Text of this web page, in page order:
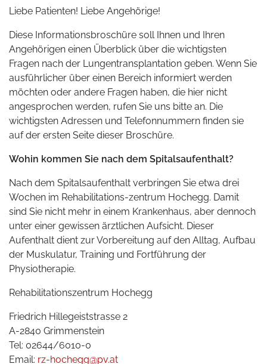
Liebe Patienten! Liebe Angehörige!
Diese Informationsbroschüre soll Ihnen und Ihren
Angehörigen einen Überblick über die wichtigsten
Fragen nach der Lungentransplantation geben. Wenn Sie
ausführlicher über einen Bereich informiert werden
möchten oder andere Fragen haben, die hier nicht
angesprochen werden, rufen Sie uns bitte an. Die
wichtigsten Adressen und Telefonnummern finden sie
auf der ersten Seite dieser Broschüre.
Wohin kommen Sie nach dem Spitalsaufenthalt?
Nach dem Spitalsaufenthalt verbringen Sie etwa drei
Wochen im Rehabilitations-zentrum Hochegg. Damit
sind Sie nicht mehr in einem Krankenhaus, aber dennoch
unter einer gewissen ärztlichen Aufsicht. Dieser
Aufenthalt dient zur Vorbereitung auf den Alltag, Aufbau
der Muskulatur, Training und Fortführung der
Physiotherapie.
Rehabilitationszentrum Hochegg
Friedrich Hillegeiststrasse 2
A-2840 Grimmenstein
Tel: 02644/6010-0
Email: rz-hochegg@pv.at